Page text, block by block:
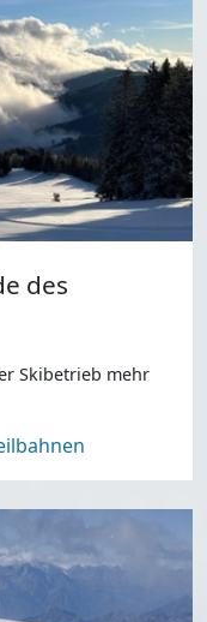
des
Skibetrieb mehr